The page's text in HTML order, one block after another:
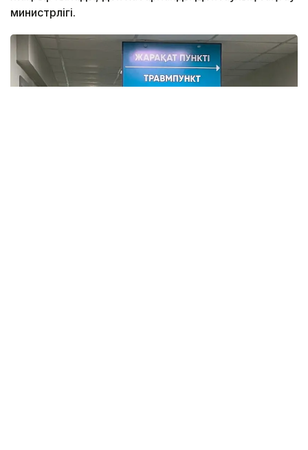
министрлігі.